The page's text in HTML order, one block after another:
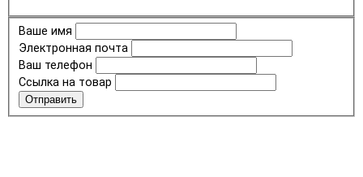
Ваше имя
Электронная почта
Ваш телефон
Ссылка на товар
Отправить